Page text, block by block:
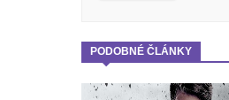
PODOBNÉ ČLÁNKY